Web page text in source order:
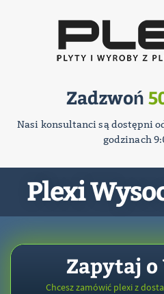
Zadzwoń
Nasi konsultanci są dostępni
godzinach
Plexi
Zapytaj o
Chcesz zamówić plexi z